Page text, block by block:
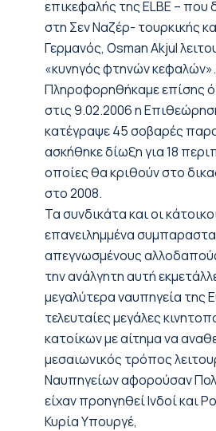
επικεφαλής της ELBΕ – που
στη Σεν Ναζέρ- τουρκικής
Γερμανός, Osman Akjul
«κυνηγός φτηνών κεφαλών».
Πληροφορηθήκαμε επίσης
στις 9.02.2006 η
κατέγραψε 45 σοβαρές
ασκήθηκε δίωξη για 18
οποίες θα κριθούν στο
στο 2008.
Τα συνδικάτα και οι
επανειλημμένα
απεγνωσμένους
την ανάλγητη αυτή
μεγαλύτερα ναυπηγεία της
τελευταίες μεγάλες
κατοίκων με αίτημα να
μεσαιωνικός τρόπος
Ναυπηγείων αφορούσαν
είχαν προηγηθεί Ινδοί και
Κυρία Υπουργέ,